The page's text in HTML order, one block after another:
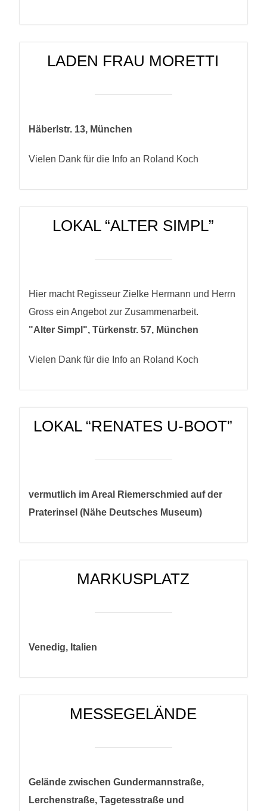
LADEN FRAU MORETTI
Häberlstr. 13, München
Vielen Dank für die Info an Roland Koch
LOKAL “ALTER SIMPL”
Hier macht Regisseur Zielke Hermann und Herrn
Gross ein Angebot zur Zusammenarbeit.
"Alter Simpl", Türkenstr. 57, München
Vielen Dank für die Info an Roland Koch
LOKAL “RENATES U-BOOT”
vermutlich im Areal Riemerschmied auf der
Praterinsel (Nähe Deutsches Museum)
MARKUSPLATZ
Venedig, Italien
MESSEGELÄNDE
Gelände zwischen Gundermannstraße,
Lerchenstraße, Tagetesstraße und